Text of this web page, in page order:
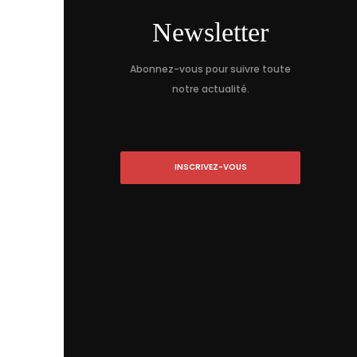
Newsletter
Abonnez-vous pour suivre toute
notre actualité.
INSCRIVEZ-VOUS